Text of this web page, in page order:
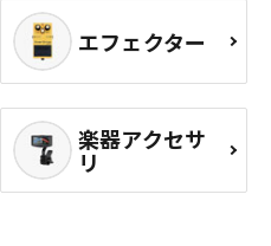
エフェクター
楽器アクセサ
リ